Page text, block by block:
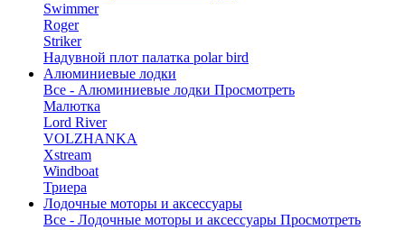
Swimmer
Roger
Striker
Надувной плот палатка polar bird
Алюминиевые лодки
Все - Алюминиевые лодки Просмотреть
Малютка
Lord River
VOLZHANKA
Xstream
Windboat
Триера
Лодочные моторы и аксессуары
Все - Лодочные моторы и аксессуары Просмотреть